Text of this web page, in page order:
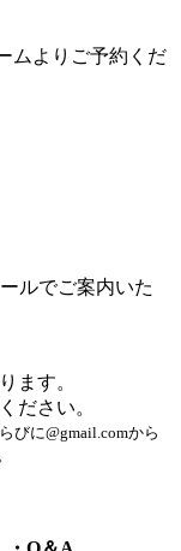
ムよりご予約くだ
ルでご案内いた
ます。
ださい。
びに@gmail.comから